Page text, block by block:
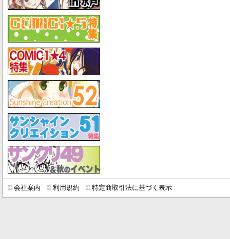
会社案内 利用規約 特定商取引法に基づく表示